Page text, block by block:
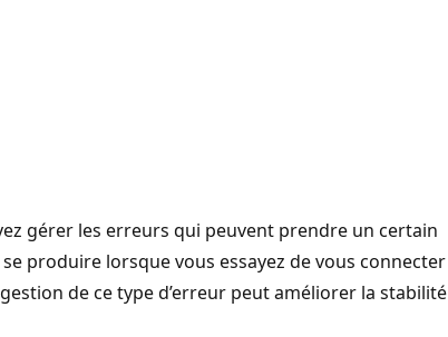
gérer les erreurs qui peuvent prendre un certain
produire lorsque vous essayez de vous connecter
de ce type d’erreur peut améliorer la stabilité